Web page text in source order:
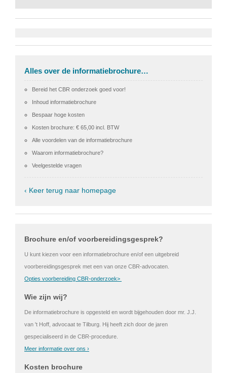
Alles over de informatiebrochure…
Bereid het CBR onderzoek goed voor!
Inhoud informatiebrochure
Bespaar hoge kosten
Kosten brochure: € 65,00 incl. BTW
Alle voordelen van de informatiebrochure
Waarom informatiebrochure?
Veelgestelde vragen
‹ Keer terug naar homepage
Brochure en/of voorbereidingsgesprek?
U kunt kiezen voor een informatiebrochure en/of een uitgebreid
voorbereidingsgesprek met een van onze CBR-advocaten.
Opties voorbereiding CBR-onderzoek>
Wie zijn wij?
De informatiebrochure is opgesteld en wordt bijgehouden door mr. J.J.
van 't Hoff, advocaat te Tilburg. Hij heeft zich door de jaren
gespecialiseerd in de CBR-procedure.
Meer informatie over ons ›
Kosten brochure